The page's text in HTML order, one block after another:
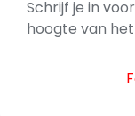
Schrijf je in
hoogte van